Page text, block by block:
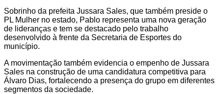
Sobrinho da prefeita Jussara Sales, que também preside o
PL Mulher no estado, Pablo representa uma nova geração
de lideranças e tem se destacado pelo trabalho
desenvolvido à frente da Secretaria de Esportes do
município.
A movimentação também evidencia o empenho de Jussara
Sales na construção de uma candidatura competitiva para
Álvaro Dias, fortalecendo a presença do grupo em diferentes
segmentos da sociedade.